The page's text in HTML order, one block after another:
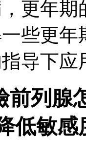
更年期
些更
导下应
前列腺
低敏感